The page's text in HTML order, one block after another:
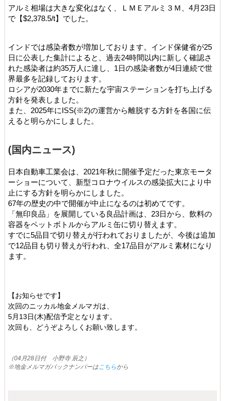
アルミ相場は大きな変化はなく、
ＬＭＥアルミ３Ｍ、4月23日
で【$2,378.5/t】でした。
インドでは感染者数が増加しております。インド保健省が25
日に公表した集計によると、過去24時間以内に新しく確認さ
れた感染者は約35万人に達し、1日の感染者数が4日連続で世
界最多を記録しております。
ロシアが2030年までに新たな宇宙ステーションを打ち上げる
方針を発表しました。
また、2025年にISS(※2)の運営から離脱する方針を各国に伝
えると明らかにしました。
(国内ニュース)
日本自動車工業会は、2021年秋に開催予定だった東京モータ
ーショーについて、新型コロナウイルスの感染拡大により中
止にする方針を明らかにしました。
67年の歴史の中で開催が中止になるのは初めてです。
「無印良品」を展開している良品計画は、23日から、飲料の
容器をペットボトルからアルミ缶に切り替えます。
すでに5品目で切り替えが行われておりましたが、今後は追加
で12品目も切り替えが行われ、全17品目がアルミ素材になり
ます。
【お知らせです】
次回のニッカル地金メルマガは、
5月13日(木)配信予定となります。
次回も、どうぞよろしくお願い致します。
（04月28日付 小野寺 辰之）
※地金メルマガバックナンバーはこちら から